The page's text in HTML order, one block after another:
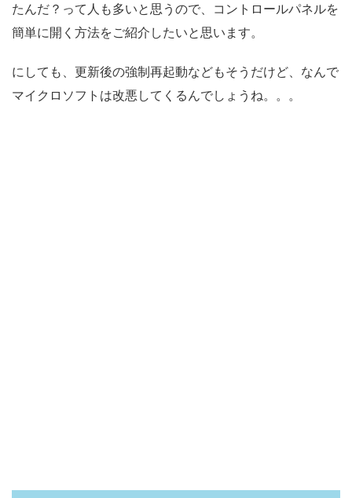
たんだ？って人も多いと思うので、コントロールパネルを
簡単に開く方法をご紹介したいと思います。
にしても、更新後の強制再起動などもそうだけど、なんで
マイクロソフトは改悪してくるんでしょうね。。。